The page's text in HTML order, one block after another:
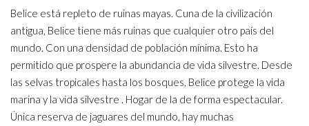
Belice está repleto de ruinas mayas. Cuna de la civilización
antigua, Belice tiene más ruinas que cualquier otro país del
mundo. Con una densidad de población mínima. Esto ha
permitido que prospere la abundancia de vida silvestre. Desde
las selvas tropicales hasta los bosques, Belice protege la vida
marina y la vida silvestre . Hogar de la de forma espectacular.
Única reserva de jaguares del mundo, hay muchas